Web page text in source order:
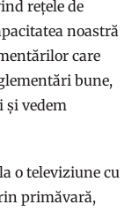
rețele de
noastră
care
bune,
și vedem
o televiziune cu
primăvară,